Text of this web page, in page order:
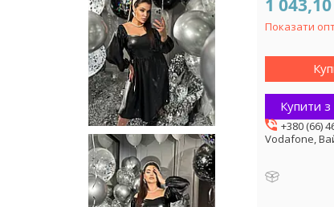
1
Показати
Купити з
+380 (66)
Vodafone,